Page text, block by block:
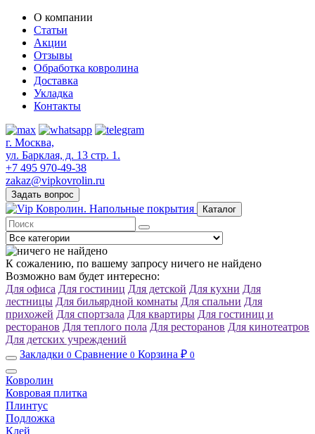
О компании
Статьи
Акции
Отзывы
Обработка ковролина
Доставка
Укладка
Контакты
г. Москва,
ул. Барклая, д. 13 стр. 1.
+7 495 970-49-38
zakaz@vipkovrolin.ru
Задать вопрос
Каталог
К сожалению, по вашему запросу ничего не найдено
Возможно вам будет интересно:
Для офиса Для гостиниц Для детской Для кухни Для
лестницы Для бильярдной комнаты Для спальни Для
прихожей Для спортзала Для квартиры Для гостиниц и
ресторанов Для теплого пола Для ресторанов Для кинотеатров
Для детских учреждений
Закладки 0 Сравнение 0 Корзина ₽ 0
Ковролин
Ковровая плитка
Плинтус
Подложка
Клей